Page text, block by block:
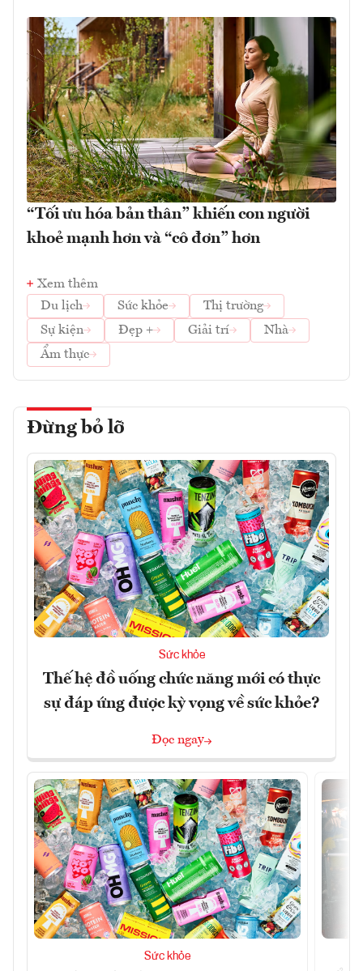
“Tối ưu hóa bản thân” khiến con người
khoẻ mạnh hơn và “cô đơn” hơn
Xem thêm
Du lịch
Sức khỏe
Thị trường
Sự kiện
Đẹp + Giải trí
Nhà
Ẩm thực
Đừng bỏ lỡ
Sức khỏe
Thế hệ đồ uống chức năng mới có thực
sự đáp ứng được kỳ vọng về sức khỏe?
Đọc ngay
Sức khỏe